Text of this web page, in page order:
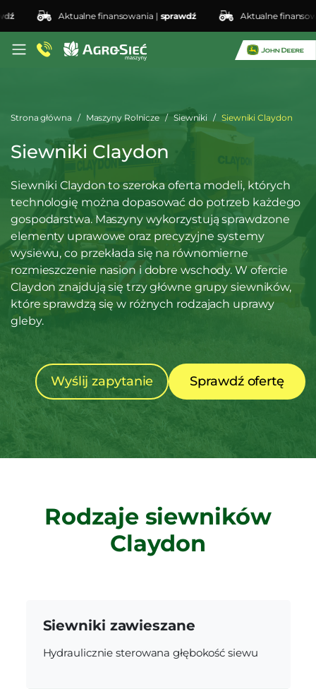
Aktualne finansowania |sprawdź Aktualne
Strona główna Maszyny Rolnicze Siewniki Siewniki Claydon
Siewniki Claydon
Siewniki Claydon to szeroka oferta modeli, których
technologię można dopasować do potrzeb każdego
gospodarstwa. Maszyny wykorzystują sprawdzone
elementy uprawowe oraz precyzyjne systemy
wysiewu, co przekłada się na równomierne
rozmieszczenie nasion i dobre wschody. W ofercie
Claydon znajdują się trzy główne grupy siewników,
które sprawdzą się w różnych rodzajach uprawy
gleby.
Wyślij zapytanie Sprawdź ofertę
Rodzaje siewników
Claydon
Siewniki zawieszane
Hydraulicznie sterowana głębokość siewu